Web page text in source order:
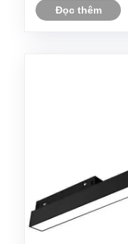
vẫn duy trì vẻ
Đọc thêm